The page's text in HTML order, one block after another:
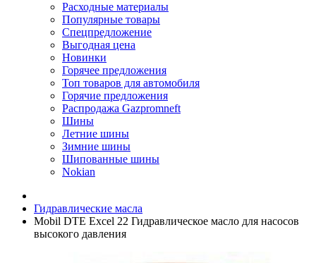
Расходные материалы
Популярные товары
Спецпредложение
Выгодная цена
Новинки
Горячее предложения
Топ товаров для автомобиля
Горячие предложения
Распродажа Gazpromneft
Шины
Летние шины
Зимние шины
Шипованные шины
Nokian
Гидравлические масла
Mobil DTE Excel 22 Гидравлическое масло для насосов
высокого давления